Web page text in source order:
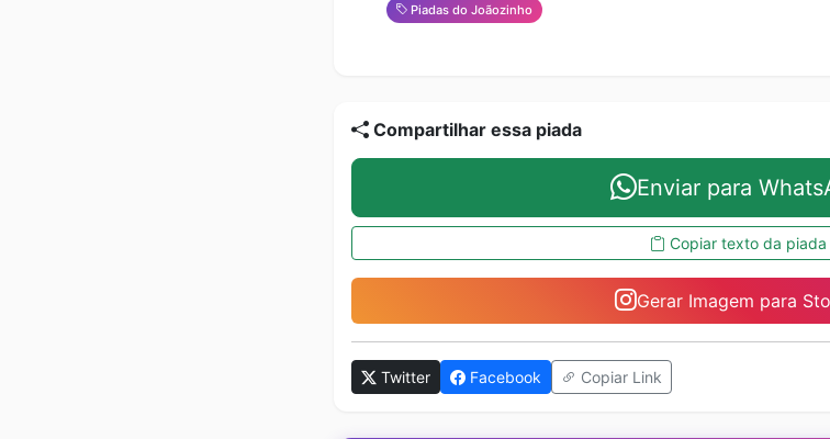
Piadas do Joãozinho
Compartilhar essa piada
Enviar para
Copiar texto da piada
Gerar Imagem para
Twitter Facebook Copiar Link